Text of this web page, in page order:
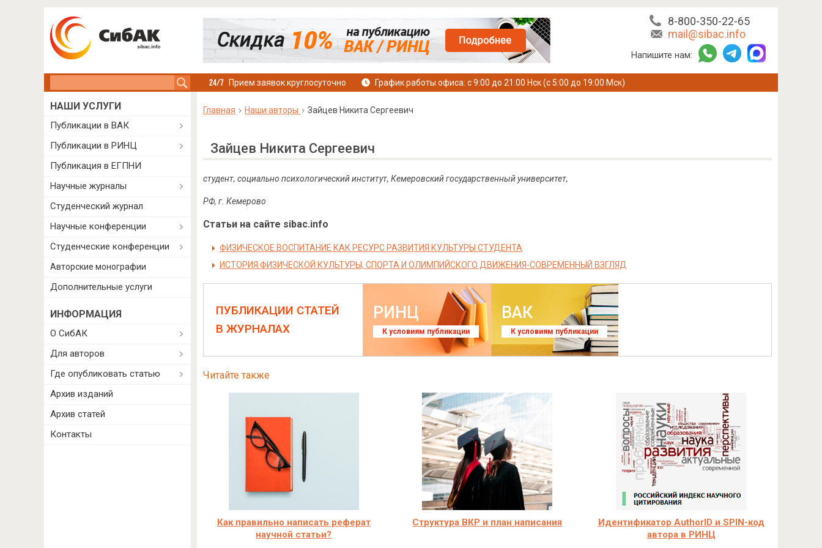
8-800-350-22-65
mail@sibac.info
Напишите нам:
Прием заявок круглосуточно График работы офиса: с 9:00 до 21:00 Нск (с 5:00 до 19:00 Мск)
Главная Наши авторы Зайцев Никита Сергеевич
Зайцев Никита Сергеевич
студент, социально психологический институт, Кемеровский государственный университет,
РФ, г. Кемерово
Статьи на сайте sibac.info
ФИЗИЧЕСКОЕ ВОСПИТАНИЕ КАК РЕСУРС РАЗВИТИЯ КУЛЬТУРЫ СТУДЕНТА
ИСТОРИЯ ФИЗИЧЕСКОЙ КУЛЬТУРЫ, СПОРТА И ОЛИМПИЙСКОГО ДВИЖЕНИЯ-СОВРЕМЕННЫЙ ВЗГЛЯД
ПУБЛИКАЦИИ СТАТЕЙ
В ЖУРНАЛАХ
РИНЦ
К условиям публикации
ВАК
К условиям публикации
Читайте также
Как правильно написать реферат
научной статьи?
Структура ВКР и план написания
Идентификатор AuthorID и SPIN-код
автора в РИНЦ
НАШИ УСЛУГИ
Публикации в ВАК
Публикации в РИНЦ
Публикация в ЕГПНИ
Научные журналы
Студенческий журнал
Научные конференции
Студенческие конференции
Авторские монографии
Дополнительные услуги
ИНФОРМАЦИЯ
О СибАК
Для авторов
Где опубликовать статью
Архив изданий
Архив статей
Контакты